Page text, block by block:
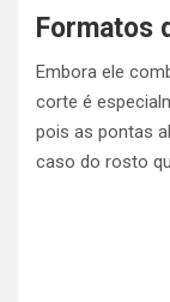
Formatos
Embora ele
corte é
pois as pontas
caso do rosto